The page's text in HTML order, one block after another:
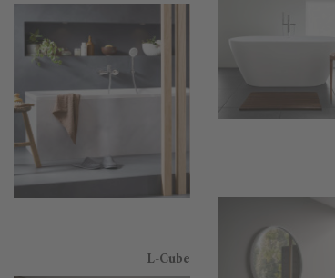
L-Cube